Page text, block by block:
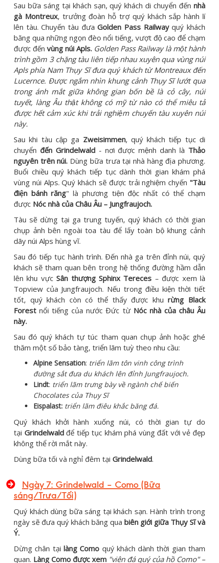
Sau bữa sáng tại khách sạn, quý khách di chuyển đến nhà
gà Montreux, trưởng đoàn hỗ trợ quý khách sắp hành lí
lên tàu. Chuyến tàu đưaGolden Pass Railwayquý khách
băng qua những ngọn đèo nổi tiếng, vượt độ cao để chạm
được đến vùng núi Apls. Golden Pass Railway là một hành
trình gồm 3 chặng tàu liên tiếp nhau xuyên qua vùng núi
Apls phía Nam Thụy Sĩ đưa quý khách từ Montreaux đến
Lucernce. Được ngắm nhìn khung cảnh Thụy Sĩ lướt qua
trong ánh mắt giữa không gian bốn bề là cỏ cây, núi
tuyết, làng Âu thật không có mỹ từ nào có thể miêu tả
được hết cảm xúc khi trải nghiệm chuyến tàu xuyên núi
này.
Sau khi tàu cập ga Zweisimmen, quý khách tiếp tục di
chuyển đến Grindelwald- nơi được mệnh danh là Thảo
nguyên trên núi. Dùng bữa trưa tại nhà hàng địa phương.
Buổi chiều quý khách tiếp tục dành thời gian khám phá
vùng núi Alps. Quý khách sẽ được trải nghiệm chyến "Tàu
điện bánh răng" là phương tiện độc nhất có thể chạm
được Nóc nhà của Châu Âu – Jungfraujoch.
Tàu sẽ dừng tại ga trung tuyến, quý khách có thời gian
chụp ảnh bên ngoài toa tàu để lấy toàn bộ khung cảnh
dãy núi Alps hùng vĩ.
Sau đó tiếp tục hành trình. Đến nhà ga trên đỉnh núi, quý
khách sẽ tham quan bên trong hệ thống đường hầm dẫn
lên khu vựcSân thượng Sphinx Tereces – được xem là
Topview của Jungfraujoch. Nếu trong điều kiện thời tiết
tốt, quý khách còn có thể thấy được khurừng Black
Forest nổi tiếng của nước Đức từ Nóc nhà của châu Âu
này.
Sau đó quý khách tự túc tham quan chụp ảnh hoặc ghé
thăm một số bảo tàng, triển lãm tuỳ theo nhu cầu:
Alpine Sensation: triển lãm tôn vinh công trình
đường sắt đưa du khách lên đỉnh Jungfraujoch.
Lindt: triển lãm trưng bày về ngành chế biến
Chocolates của Thụy Sĩ
Eispalast: triển lãm điêu khắc băng đá.
Quý khách khởi hành xuống núi, có thời gian tự do
tại Grindelwaldđể tiếp tục khám phá vùng đất với vẻ đẹp
không thể rời mắt này.
Dùng bữa tối và nghỉ đêm tại Grindelwald.
Ngày 7: Grindelwald – Como (Bữa
sáng/Trưa/Tối)
Quý khách dùng bữa sáng tại khách sạn. Hành trình trong
ngày sẽ đưa quý khách băng qua biên giới giữa Thụy Sĩ và
Ý.
Dừng chân tại làng Como quý khách dành thời gian tham
quan. Làng Como được xem "viên đá quý của hồ Como" –